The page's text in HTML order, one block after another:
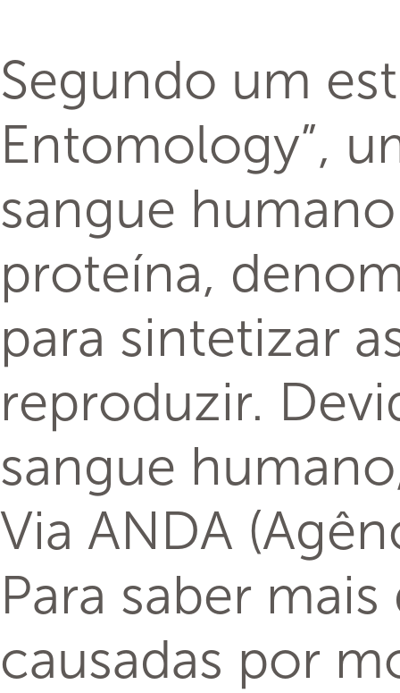
Segundo um
Entomology”,
sangue
proteína,
para sintetizar
reproduzir.
sangue
Via ANDA
Para saber
causadas por